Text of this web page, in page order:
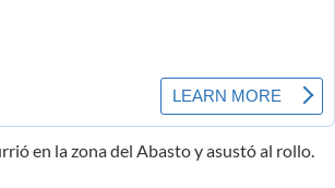
en la zona del Abasto y asustó al rollo.